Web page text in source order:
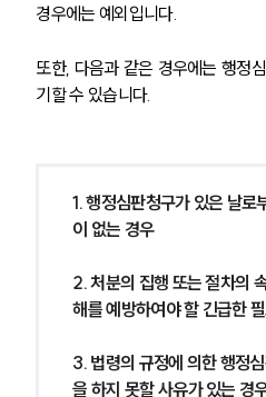
경우에는 예외입니다.
또한, 다음과 같은 경우에는 행정
기할 수 있습니다.
1. 행정심판청구가 있은 날
이 없는 경우
2. 처분의 집행 또는 절차의
해를 예방하여야 할 긴급한
3. 법령의 규정에 의한 행정
을 하지 못할 사유가 있는 경